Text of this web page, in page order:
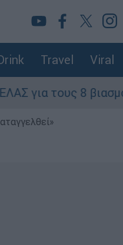
Travel Viral
8 βιασμούς